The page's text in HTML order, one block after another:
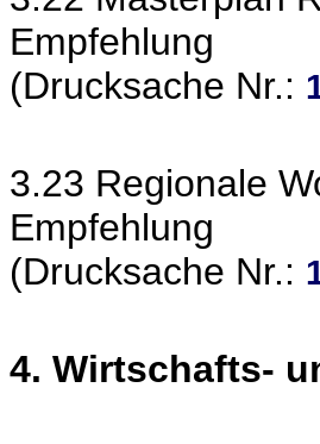
Empfehlung
(Drucksache Nr.:
3.23 Regionale
Empfehlung
(Drucksache Nr.:
4. Wirtschafts-